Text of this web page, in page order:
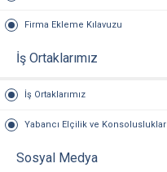
Firma Ekleme Kılavuzu
İş Ortaklarımız
İş Ortaklarımız
Yabancı Elçilik ve Konsolusluklar
Sosyal Medya